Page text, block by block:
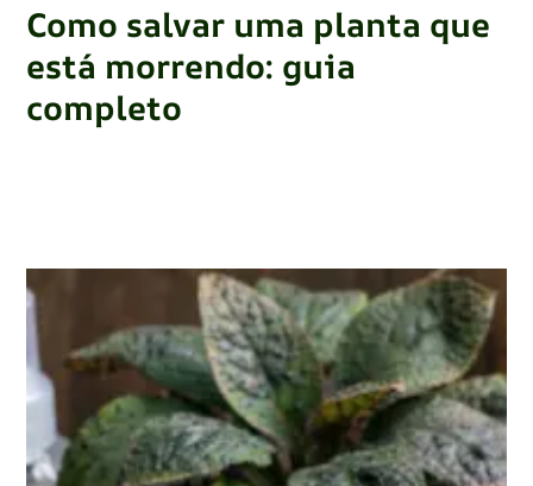
Como salvar uma planta que
está morrendo: guia
completo